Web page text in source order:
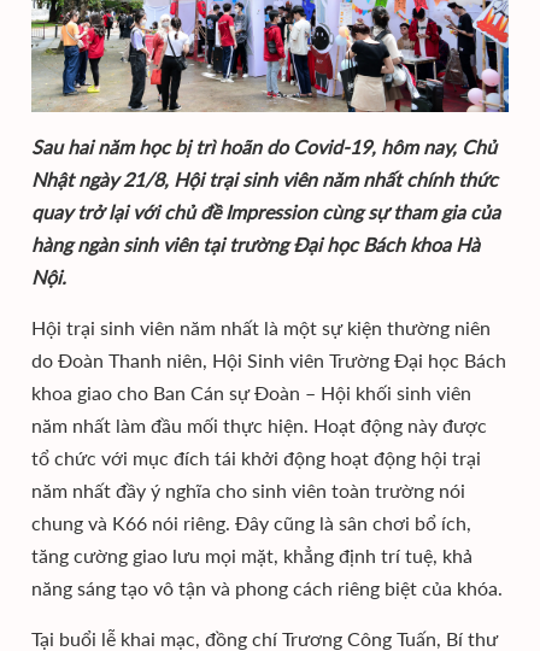
Sau hai năm học bị trì hoãn do Covid-19, hôm nay, Chủ
Nhật ngày 21/8, Hội trại sinh viên năm nhất chính thức
quay trở lại với chủ đề Impression cùng sự tham gia của
hàng ngàn sinh viên tại trường Đại học Bách khoa Hà
Nội.
Hội trại sinh viên năm nhất là một sự kiện thường niên
do Đoàn Thanh niên, Hội Sinh viên Trường Đại học Bách
khoa giao cho Ban Cán sự Đoàn – Hội khối sinh viên
năm nhất làm đầu mối thực hiện. Hoạt động này được
tổ chức với mục đích tái khởi động hoạt động hội trại
năm nhất đầy ý nghĩa cho sinh viên toàn trường nói
chung và K66 nói riêng. Đây cũng là sân chơi bổ ích,
tăng cường giao lưu mọi mặt, khẳng định trí tuệ, khả
năng sáng tạo vô tận và phong cách riêng biệt của khóa.
Tại buổi lễ khai mạc, đồng chí Trương Công Tuấn, Bí thư